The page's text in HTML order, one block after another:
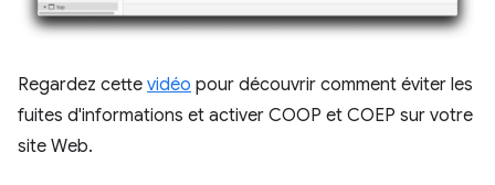
Regardez cette vidéo pour découvrir comment éviter les
fuites d'informations et activer COOP et COEP sur votre
site Web.